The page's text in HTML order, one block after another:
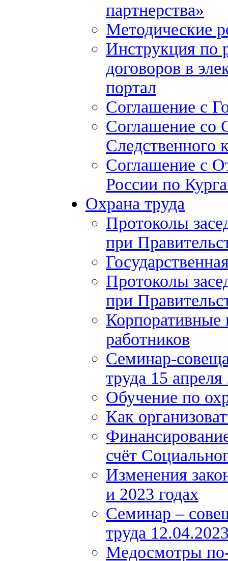
партнерства»
Методические
Инструкция по
договоров в
портал
Соглашение с
Соглашение со
Следственного
Соглашение с
России по
Охрана труда
Протоколы
при
Протоколы
при
Корпоративные
работников
Семинар-
труда 15 апреля
Обучение по
Как
счёт
Изменения
и 2023 годах
Семинар –
труда
Медосмотры